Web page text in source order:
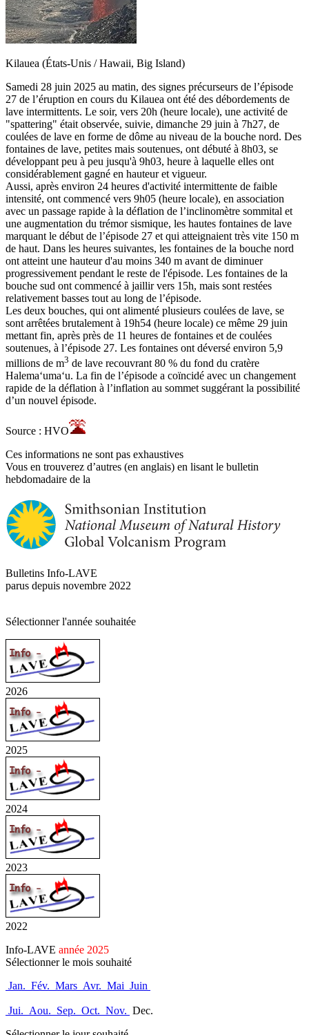
Kilauea (États-Unis / Hawaii, Big Island)
Samedi 28 juin 2025 au matin, des signes précurseurs de l’épisode
27 de l’éruption en cours du Kilauea ont été des débordements de
lave intermittents. Le soir, vers 20h (heure locale), une activité de
"spattering" était observée, suivie, dimanche 29 juin à 7h27, de
coulées de lave en forme de dôme au niveau de la bouche nord. Des
fontaines de lave, petites mais soutenues, ont débuté à 8h03, se
développant peu à peu jusqu'à 9h03, heure à laquelle elles ont
considérablement gagné en hauteur et vigueur.
Aussi, après environ 24 heures d'activité intermittente de faible
intensité, ont commencé vers 9h05 (heure locale), en association
avec un passage rapide à la déflation de l’inclinomètre sommital et
une augmentation du trémor sismique, les hautes fontaines de lave
marquant le début de l’épisode 27 et qui atteignaient très vite 150 m
de haut. Dans les heures suivantes, les fontaines de la bouche nord
ont atteint une hauteur d'au moins 340 m avant de diminuer
progressivement pendant le reste de l'épisode. Les fontaines de la
bouche sud ont commencé à jaillir vers 15h, mais sont restées
relativement basses tout au long de l’épisode.
Les deux bouches, qui ont alimenté plusieurs coulées de lave, se
sont arrêtées brutalement à 19h54 (heure locale) ce même 29 juin
mettant fin, après près de 11 heures de fontaines et de coulées
soutenues, à l’épisode 27. Les fontaines ont déversé environ 5,9
millions de m3 de lave recouvrant 80 % du fond du cratère
Halemaʻumaʻu. La fin de l’épisode a coïncidé avec un changement
rapide de la déflation à l’inflation au sommet suggérant la possibilité
d’un nouvel épisode.
Source : HVO
Ces informations ne sont pas exhaustives
Vous en trouverez d’autres (en anglais) en lisant le bulletin
hebdomadaire de la
Bulletins Info-LAVE
parus depuis novembre 2022
Sélectionner l'année souhaitée
2026
2025
2024
2023
2022
Info-LAVE année 2025
Sélectionner le mois souhaité
Jan. Fév. Mars Avr. Mai Juin
Jui. Aou. Sep. Oct. Nov. Dec.